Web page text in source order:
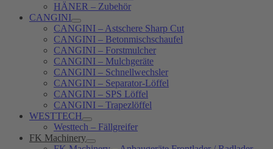
HÄNER – Zubehör
CANGINI
CANGINI – Astschere Sharp Cut
CANGINI – Betonmischschaufel
CANGINI – Forstmulcher
CANGINI – Mulchgeräte
CANGINI – Schnellwechsler
CANGINI – Separator-Löffel
CANGINI – SPS Löffel
CANGINI – Trapezlöffel
WESTTECH
Westtech – Fällgreifer
FK Machinery